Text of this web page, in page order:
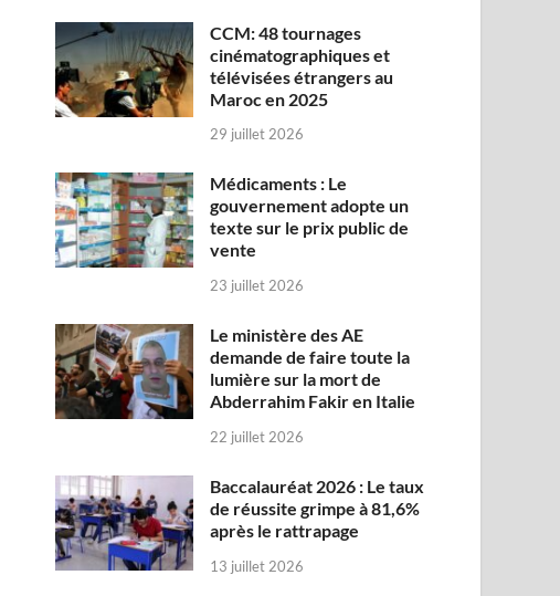
CCM: 48 tournages
cinématographiques et
télévisées étrangers au
Maroc en 2025
29 juillet 2026
Médicaments : Le
gouvernement adopte un
texte sur le prix public de
vente
23 juillet 2026
Le ministère des AE
demande de faire toute la
lumière sur la mort de
Abderrahim Fakir en Italie
22 juillet 2026
Baccalauréat 2026 : Le taux
de réussite grimpe à 81,6%
après le rattrapage
13 juillet 2026